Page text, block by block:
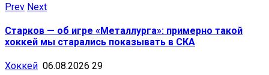
Prev Next
Старков — об игре «Металлурга»: примерно такой
хоккей мы старались показывать в СКА
Хоккей 06.08.2026 29